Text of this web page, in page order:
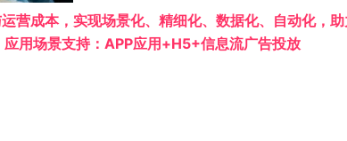
成本，实现场景化、精细化、数据化、自动化，助
用场景支持：APP应用+H5+信息流广告投放